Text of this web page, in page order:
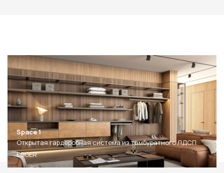
Space 1
Открытая гардеробная система из тамбуратного ЛДСП
EGGER